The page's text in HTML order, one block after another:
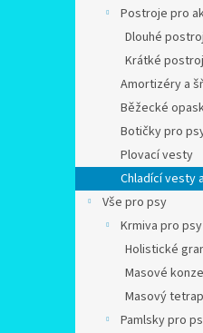
l
Postroje pro
Dlouhé
Krátké
Amortizéry a
Běžecké
Botičky pro
Plovací vesty
Chladící vesty
Vše pro psy
Krmiva pro psy
Holistické
Masové
Masový
Pamlsky pro